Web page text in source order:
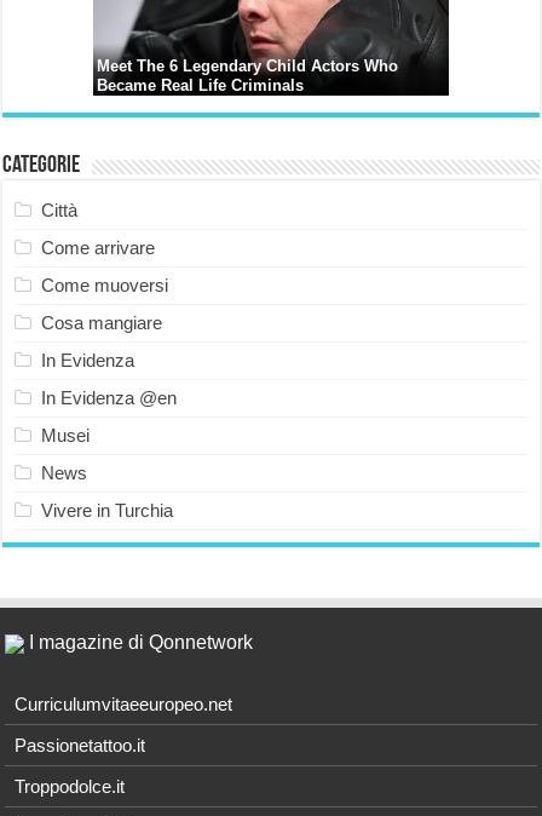
Categorie
Città
Come arrivare
Come muoversi
Cosa mangiare
In Evidenza
In Evidenza @en
Musei
News
Vivere in Turchia
I magazine di Qonnetwork
Curriculumvitaeeuropeo.net
Passionetattoo.it
Troppodolce.it